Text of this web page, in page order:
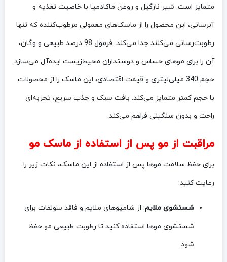
متمایز است. شیر نارگیل و روغن ماکادمیا با خاصیت تغذیه و
آبرسانی، این محصول را از ماسک‌های معمولی مرطوب‌کننده که تنها
رطوبت‌رسانی می‌کنند جدا می‌کند. فرمول 98 درصد طبیعی و وگان،
آن را برای موهای حساس و دوستداران محیط‌زیست ایده‌آل می‌سازد.
حجم 340 میلی‌لیتری و قیمت اقتصادی، این ماسک را از محصولات
با حجم کمتر متمایز می‌کند. بافت سبک و جذب سریع، تجربه‌ای
راحت و بدون سنگینی فراهم می‌کند.
مراقبت از مو پس از استفاده از ماسک مو
برای حفظ سلامت موها پس از استفاده از این ماسک، نکات زیر را
رعایت کنید:
شستشوی ملایم: از شامپوهای ملایم و فاقد سولفات برای
شستشوی موها استفاده کنید تا رطوبت طبیعی مو حفظ
شود.